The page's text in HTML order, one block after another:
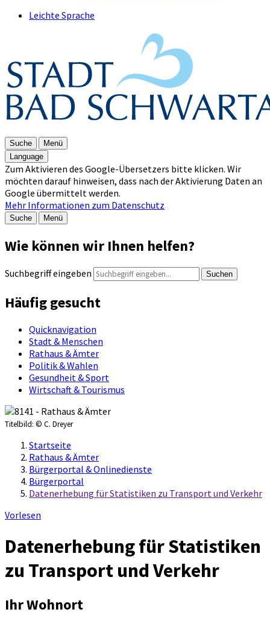
Leichte Sprache
Suche
Menü
Language
Zum Aktivieren des Google-Übersetzers bitte klicken. Wir
möchten darauf hinweisen, dass nach der Aktivierung Daten an
Google übermittelt werden.
Mehr Informationen zum Datenschutz
Suche Menü
Wie können wir Ihnen helfen?
Suchbegriff eingeben Suchen
Häufig gesucht
Quicknavigation
Stadt & Menschen
Rathaus & Ämter
Politik & Wahlen
Gesundheit & Sport
Wirtschaft & Tourismus
Titelbild: © C. Dreyer
Startseite
Rathaus & Ämter
Bürgerportal & Onlinedienste
Bürgerportal
Datenerhebung für Statistiken zu Transport und Verkehr
Vorlesen
Datenerhebung für Statistiken
zu Transport und Verkehr
Ihr Wohnort